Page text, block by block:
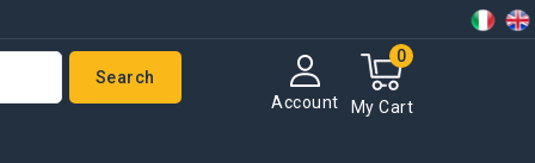
My Cart
0
Account
Search